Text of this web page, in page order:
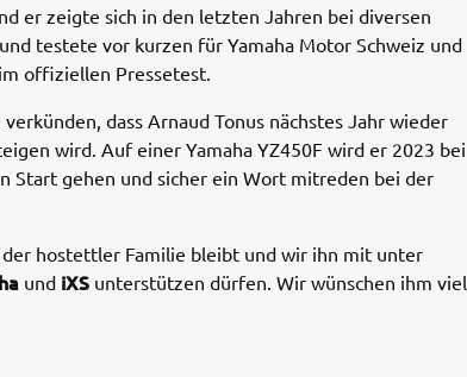
er zeigte sich in den letzten Jahren bei diversen
testete vor kurzen für Yamaha Motor Schweiz und
offiziellen Pressetest.
dass Arnaud Tonus nächstes Jahr wieder
wird. Auf einer Yamaha YZ450F wird er 2023 bei
Start gehen und sicher ein Wort mitreden bei der
hostettler Familie bleibt und wir ihn mit unter
und iXS unterstützen dürfen. Wir wünschen ihm viel